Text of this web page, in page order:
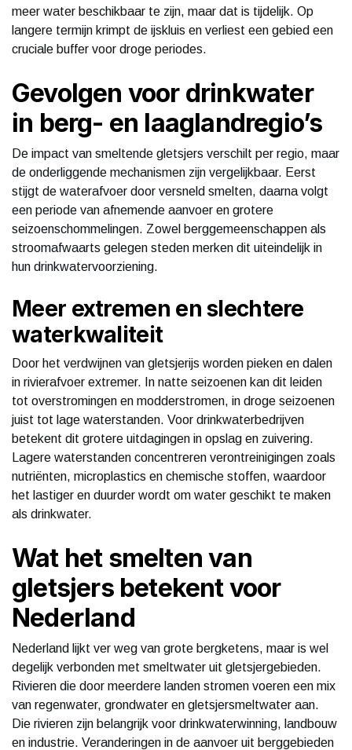
meer water beschikbaar te zijn, maar dat is tijdelijk. Op
langere termijn krimpt de ijskluis en verliest een gebied een
cruciale buffer voor droge periodes.
Gevolgen voor drinkwater
in berg- en laaglandregio’s
De impact van smeltende gletsjers verschilt per regio, maar
de onderliggende mechanismen zijn vergelijkbaar. Eerst
stijgt de waterafvoer door versneld smelten, daarna volgt
een periode van afnemende aanvoer en grotere
seizoenschommelingen. Zowel berggemeenschappen als
stroomafwaarts gelegen steden merken dit uiteindelijk in
hun drinkwatervoorziening.
Meer extremen en slechtere
waterkwaliteit
Door het verdwijnen van gletsjerijs worden pieken en dalen
in rivierafvoer extremer. In natte seizoenen kan dit leiden
tot overstromingen en modderstromen, in droge seizoenen
juist tot lage waterstanden. Voor drinkwaterbedrijven
betekent dit grotere uitdagingen in opslag en zuivering.
Lagere waterstanden concentreren verontreinigingen zoals
nutriënten, microplastics en chemische stoffen, waardoor
het lastiger en duurder wordt om water geschikt te maken
als drinkwater.
Wat het smelten van
gletsjers betekent voor
Nederland
Nederland lijkt ver weg van grote bergketens, maar is wel
degelijk verbonden met smeltwater uit gletsjergebieden.
Rivieren die door meerdere landen stromen voeren een mix
van regenwater, grondwater en gletsjersmeltwater aan.
Die rivieren zijn belangrijk voor drinkwaterwinning, landbouw
en industrie. Veranderingen in de aanvoer uit berggebieden